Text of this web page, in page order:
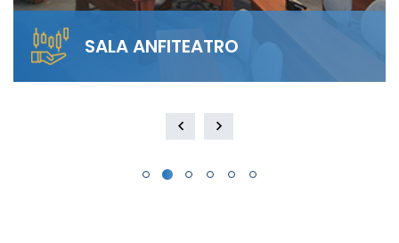
SALA ANFITEATRO
Alquila nuestra Sala Anfiteatro para 40
personas. El diseño escalonado garantiza